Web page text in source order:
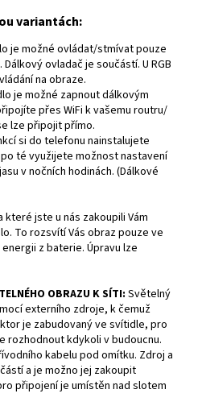
variantách:
je možné ovládat/stmívat pouze
Dálkový ovladač je součástí. U RGB
na obraze.
je možné zapnout dálkovým
přes WiFi k vašemu routru/
lze připojit přímo.
si do telefonu nainstalujete
té využijete možnost nastavení
v nočních hodinách. (Dálkové
které jste u nás zakoupili Vám
To rozsvítí Vás obraz pouze ve
z baterie. Úpravu lze
OBRAZU K SÍTI: Světelný
externího zdroje, k čemuž
je zabudovaný ve svítidle, pro
rozhodnout kdykoli v budoucnu.
kabelu pod omítku. Zdroj a
a je možno jej zakoupit
připojení je umístěn nad slotem